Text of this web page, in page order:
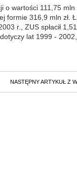
wartości 111,75 mln
formie 316,9 mln zł.
r., ZUS spłacił 1,51
dotyczy lat 1999 -
NASTĘPNY ARTYKUŁ Z